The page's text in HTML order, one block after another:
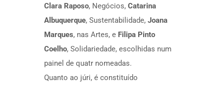
Clara Raposo, Negócios, Catarina
Albuquerque, Sustentabilidade, Joana
Marques, nas Artes, e Filipa Pinto
Coelho, Solidariedade, escolhidas num
painel de quatr nomeadas.
Quanto ao júri, é constituído